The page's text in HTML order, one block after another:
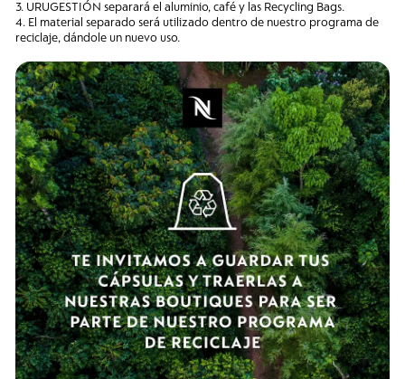
3. URUGESTIÓN separará el aluminio, café y las Recycling Bags.
4. El material separado será utilizado dentro de nuestro programa de
reciclaje, dándole un nuevo uso.